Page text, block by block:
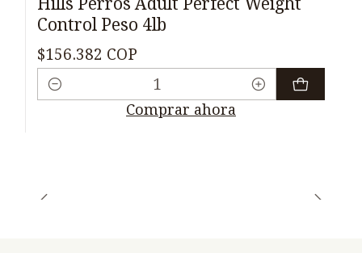
Control Peso 4lb
$156.382 COP
Cantidad
Comprar ahora